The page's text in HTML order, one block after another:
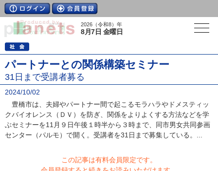
2026（令和8）年
8月7日 金曜日
パートナーとの関係構築セミナー
31日まで受講者募る
2024/10/02
豊橋市は、夫婦やパートナー間で起こるモラハラやドメスティッ
クバイオレンス（ＤＶ）を防ぎ、関係をよりよくする方法などを学
ぶセミナーを11月９日午後１時半から３時まで、同市男女共同参画
センター（パルモ）で開く。受講者を31日まで募集している。...
この記事は有料会員限定です。